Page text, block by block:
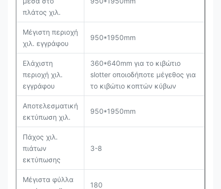
πλάτος χιλ.
Μέγιστη περιοχή
χιλ. εγγράφου
950*1950mm
Ελάχιστη
περιοχή χιλ.
εγγράφου
360*640mm για το κιβώτιο
slotter οποιοδήποτε μέγεθος για
το κιβώτιο κοπτών κύβων
Αποτελεσματική
εκτύπωση χιλ.
950*1950mm
Πάχος χιλ.
πιάτων
εκτύπωσης
3-8
Μέγιστα φύλλα
180